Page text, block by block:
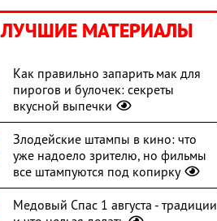
ЛУЧШИЕ МАТЕРИАЛЫ
Как правильно запарить мак для
пирогов и булочек: секреты
вкусной выпечки
Злодейские штампы в кино: что
уже надоело зрителю, но фильмы
все штампуются под копирку
Медовый Спас 1 августа - традиции